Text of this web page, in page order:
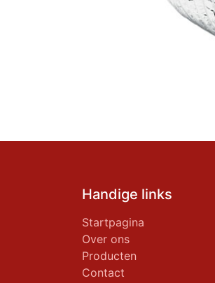
Handige links
Startpagina
Over ons
Producten
Contact